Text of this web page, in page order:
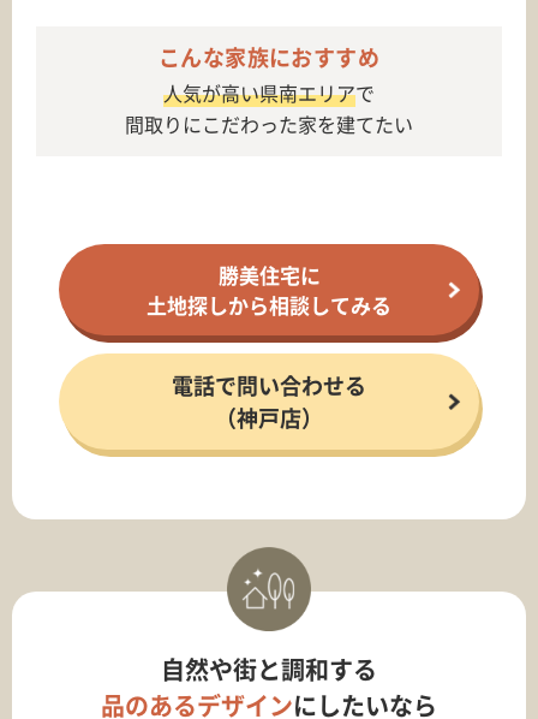
こんな家族におすすめ
人気が高い県南エリアで
間取りにこだわった家を建てたい
勝美住宅に
土地探しから相談してみる
電話で問い合わせる
（神戸店）
自然や街と調和する
品のあるデザインにしたいなら